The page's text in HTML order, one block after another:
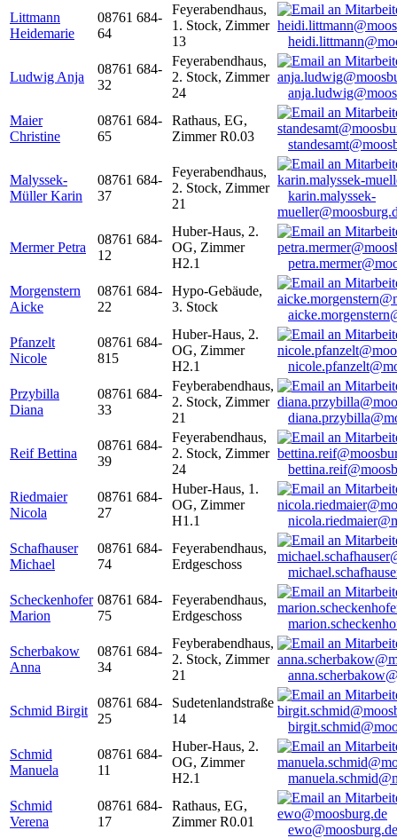
Littmann
Heidemarie
08761 684-
64
Feyerabendhaus,
1. Stock, Zimmer
13
Ludwig Anja
08761 684-
32
Feyerabendhaus,
2. Stock, Zimmer
24
Maier
Christine
08761 684-
65
Rathaus, EG,
Zimmer R0.03
Malyssek-
Müller Karin
08761 684-
37
Feyerabendhaus,
2. Stock, Zimmer
21
karin.malyssek-
Mermer Petra
08761 684-
12
Huber-Haus, 2.
OG, Zimmer
H2.1
Morgenstern
Aicke
08761 684-
22
Hypo-Gebäude,
3. Stock
Pfanzelt
Nicole
08761 684-
815
Huber-Haus, 2.
OG, Zimmer
H2.1
Przybilla
Diana
08761 684-
33
Feyberabendhaus,
2. Stock, Zimmer
21
Reif Bettina
08761 684-
39
Feyerabendhaus,
2. Stock, Zimmer
24
Riedmaier
Nicola
08761 684-
27
Huber-Haus, 1.
OG, Zimmer
H1.1
Schafhauser
Michael
08761 684-
74
Feyerabendhaus,
Erdgeschoss
Scheckenhofer
Marion
08761 684-
75
Feyerabendhaus,
Erdgeschoss
Scherbakow
Anna
08761 684-
34
Feyberabendhaus,
2. Stock, Zimmer
21
Schmid Birgit
08761 684-
25
Sudetenlandstraße
14
Schmid
Manuela
08761 684-
11
Huber-Haus, 2.
OG, Zimmer
H2.1
Schmid
Verena
08761 684-
17
Rathaus, EG,
Zimmer R0.01
ewo@moosburg.de